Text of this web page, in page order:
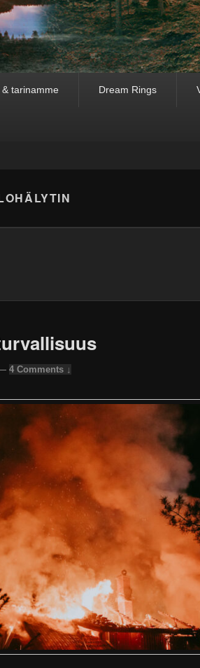
tarinamme Dream Rings
4 Comments ↓